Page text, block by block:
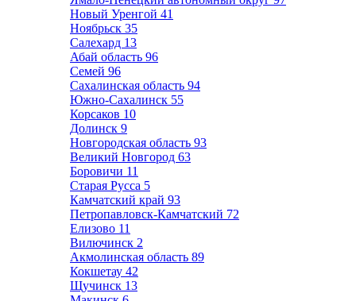
Новый Уренгой 41
Ноябрьск 35
Салехард 13
Абай область 96
Семей 96
Сахалинская область 94
Южно-Сахалинск 55
Корсаков 10
Долинск 9
Новгородская область 93
Великий Новгород 63
Боровичи 11
Старая Русса 5
Камчатский край 93
Петропавловск-Камчатский 72
Елизово 11
Вилючинск 2
Акмолинская область 89
Кокшетау 42
Щучинск 13